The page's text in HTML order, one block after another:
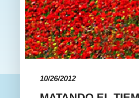
10/26/2012